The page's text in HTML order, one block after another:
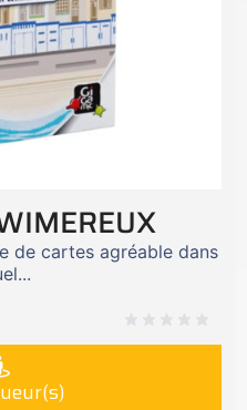
de cartes agréable dans